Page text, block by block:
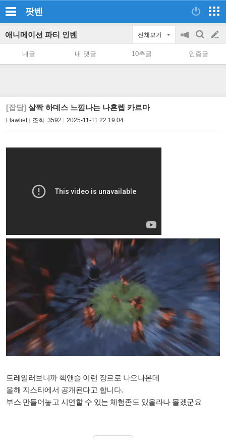
팟벤
애니메이션 파티 인벤 전체보기
공
on/off
검
색
글
쓰
내글 내 댓글 10추글 인증글
[잡담] 살짝 하데스 느낌나는 나혼렙 카르마
Llawliet 조회: 3592 2025-11-11 22:19:04
트레일러보니까 핵앤슬 이런 장르로 나오나본데
올해 지스타에서 공개된다고 합니다.
부스 만들어놓고 시연할 수 있는 체험존도 있을라나 몰겠군요